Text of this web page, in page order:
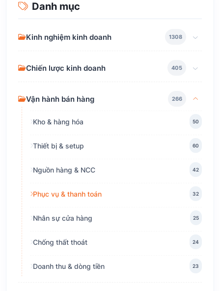
Danh mục
Kinh nghiệm kinh doanh 1308
Chiến lược kinh doanh 405
Vận hành bán hàng 266
Kho & hàng hóa 50
Thiết bị & setup 60
Nguồn hàng & NCC 42
Phục vụ & thanh toán 32
Nhân sự cửa hàng 25
Chống thất thoát 24
Doanh thu & dòng tiền 23